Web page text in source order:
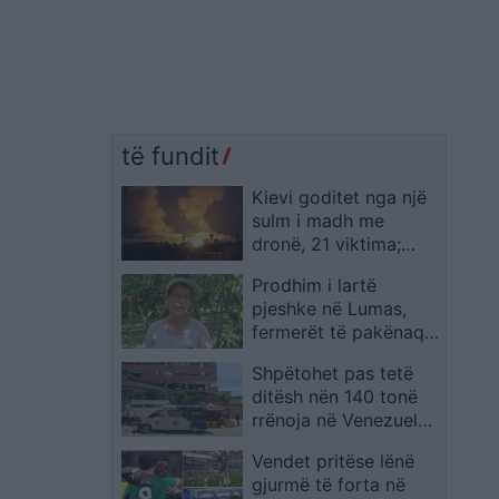
të fundit
Kievi goditet nga një
sulm i madh me
dronë, 21 viktima;
pasojat do të ishin më
të kufizuara po të
ishin mbajtur
Prodhim i lartë
pjeshke në Lumas,
fermerët të pakënaqur
Shpëtohet pas tetë
ditësh nën 140 tonë
rrënoja në Venezuelë,
burrë
Vendet pritëse lënë
gjurmë të forta në